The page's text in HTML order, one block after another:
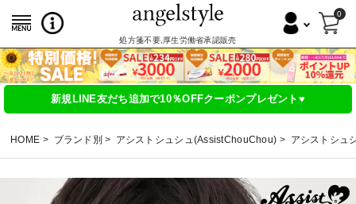
処方箋不要,厚生労働省承認販売
0
新規LINE友だち追加で10％OFFクーポンプレゼント♥
HOME ブランド別 アシストシュシュ(AssistChouChou) アシストシュ